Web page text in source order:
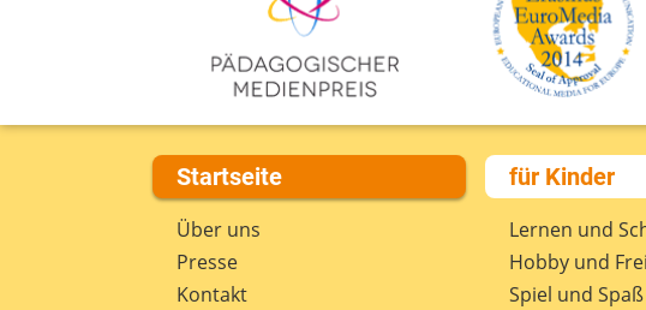
Startseite
Über uns
Presse
Kontakt
für Kinder
Lernen und
Hobby und
Spiel und Spaß